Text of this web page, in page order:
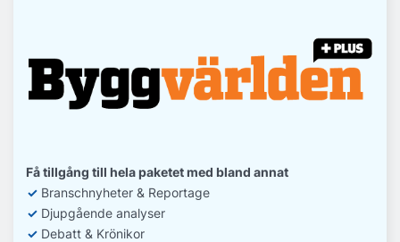
Få tillgång till hela paketet med bland annat
✓ Branschnyheter & Reportage
✓ Djupgående analyser
✓ Debatt & Krönikor